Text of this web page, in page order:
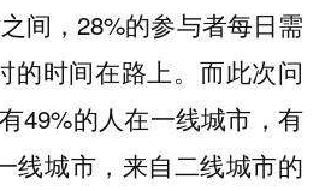
间，28%的参与者每日需
的时间在路上。而此次问
49%的人在一线城市，有
线城市，来自二线城市的